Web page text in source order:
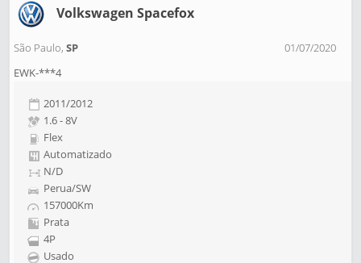
Volkswagen Spacefox
São Paulo,SP
01/07/2020
EWK-***4
2011/2012
1.6 - 8V
Flex
Automatizado
N/D
Perua/SW
157000Km
Prata
4P
Usado